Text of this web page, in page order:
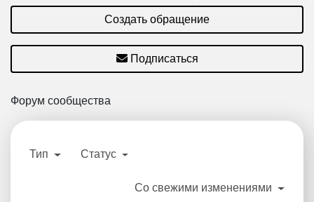
Создать обращение
Подписаться
Форум сообщества
Тип Статус
Со свежими изменениями